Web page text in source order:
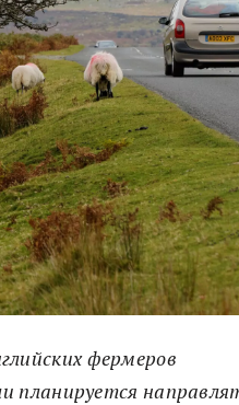
фермеров
планируется